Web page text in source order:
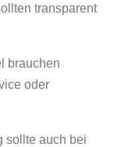
transparent
brauchen
oder
sollte auch bei